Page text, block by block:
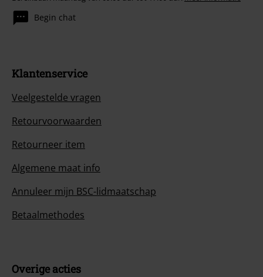
Begin chat
Klantenservice
Veelgestelde vragen
Retourvoorwaarden
Retourneer item
Algemene maat info
Annuleer mijn BSC-lidmaatschap
Betaalmethodes
Overige acties